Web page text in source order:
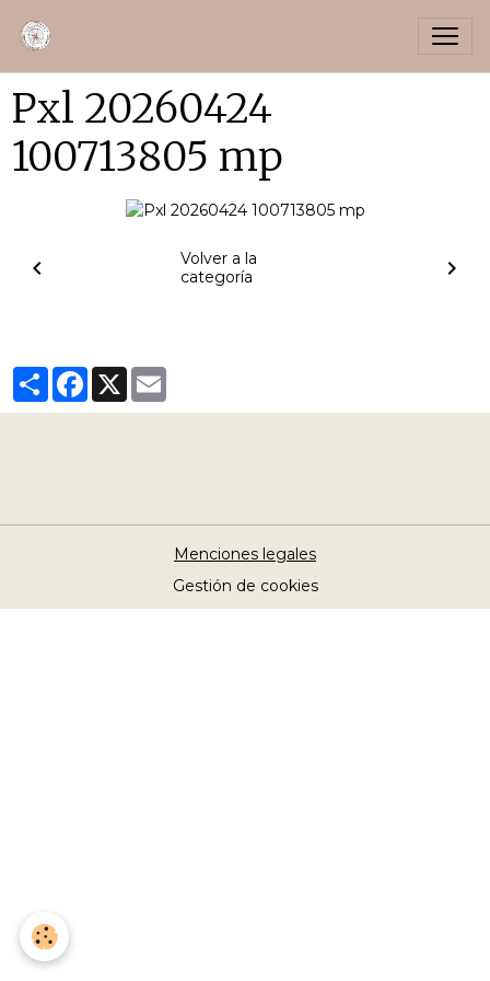
Pxl 20260424
100713805 mp
Volver a la
categoría
PartagerFacebook
X
Menciones legales
Gestión de cookies